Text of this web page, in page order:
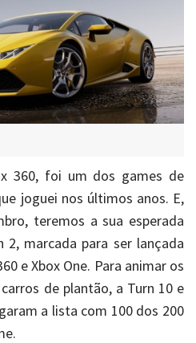
360, foi um dos games de
joguei nos últimos anos. E,
teremos a sua esperada
2, marcada para ser lançada
e Xbox One. Para animar os
de plantão, a Turn 10 e
a lista com 100 dos 200